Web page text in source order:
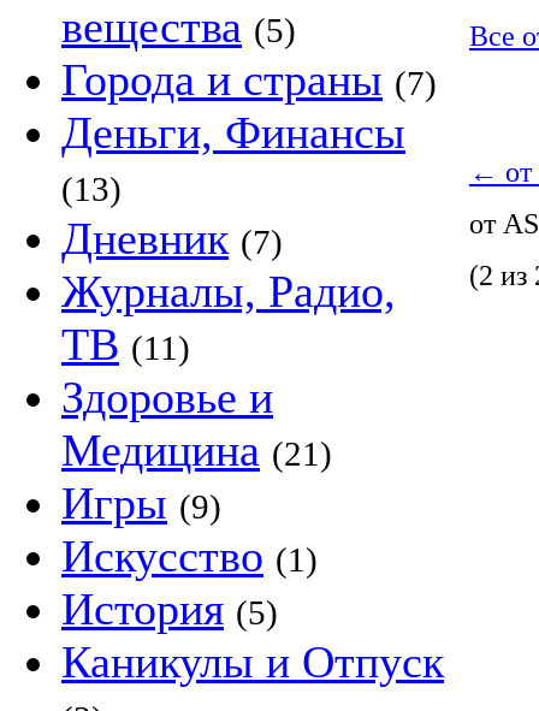
вещества (5)
Города и страны (7)
Деньги, Финансы
(13)
Дневник (7)
Журналы, Радио,
ТВ (11)
Здоровье и
Медицина (21)
Игры (9)
Искусство (1)
История (5)
Каникулы и Отпуск
Все
←
от
(2 из